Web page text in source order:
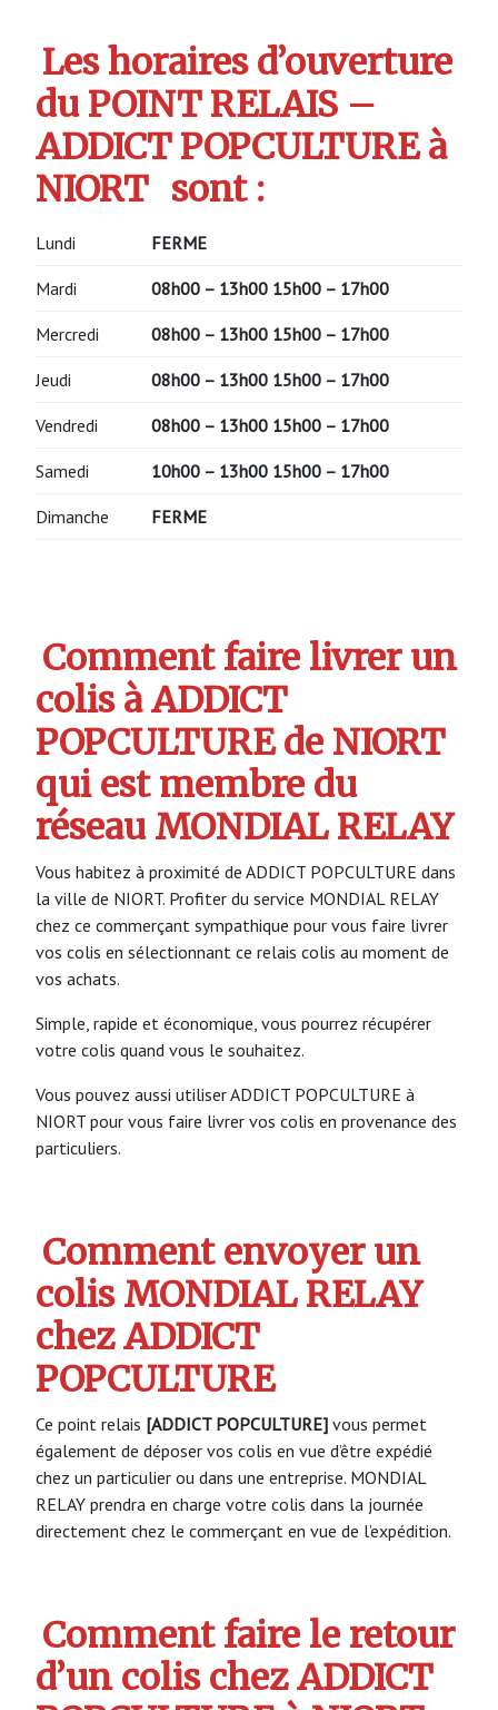
Les horaires d’ouverture
du POINT RELAIS –
ADDICT POPCULTURE à
NIORT sont :
Lundi FERME
Mardi 08h00 – 13h00 15h00 – 17h00
Mercredi 08h00 – 13h00 15h00 – 17h00
Jeudi 08h00 – 13h00 15h00 – 17h00
Vendredi 08h00 – 13h00 15h00 – 17h00
Samedi 10h00 – 13h00 15h00 – 17h00
Dimanche FERME
Comment faire livrer un
colis à ADDICT
POPCULTURE de NIORT
qui est membre du
réseau MONDIAL RELAY
Vous habitez à proximité de ADDICT POPCULTURE dans
la ville de NIORT. Profiter du service MONDIAL RELAY
chez ce commerçant sympathique pour vous faire livrer
vos colis en sélectionnant ce relais colis au moment de
vos achats.
Simple, rapide et économique, vous pourrez récupérer
votre colis quand vous le souhaitez.
Vous pouvez aussi utiliser ADDICT POPCULTURE à
NIORT pour vous faire livrer vos colis en provenance des
particuliers.
Comment envoyer un
colis MONDIAL RELAY
chez ADDICT
POPCULTURE
Ce point relais [ADDICT POPCULTURE] vous permet
également de déposer vos colis en vue d’être expédié
chez un particulier ou dans une entreprise. MONDIAL
RELAY prendra en charge votre colis dans la journée
directement chez le commerçant en vue de l’expédition.
Comment faire le retour
d’un colis chez ADDICT